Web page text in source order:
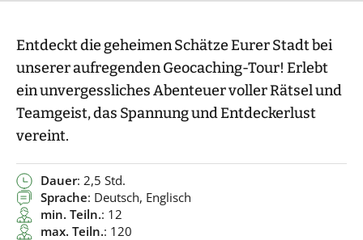
Entdeckt die geheimen Schätze Eurer Stadt bei
unserer aufregenden Geocaching-Tour! Erlebt
ein unvergessliches Abenteuer voller Rätsel und
Teamgeist, das Spannung und Entdeckerlust
vereint.
Dauer: 2,5 Std.
Sprache: Deutsch, Englisch
min. Teiln.: 12
max. Teiln.: 120